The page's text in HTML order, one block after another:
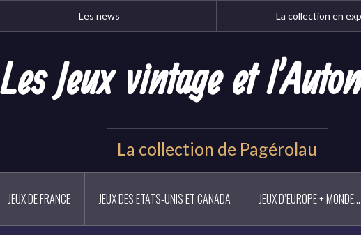
Les news La collection en
Les Jeux vintage et
La collection de Pagérolau
JEUX DE FRANCE JEUX DES ETATS-UNIS ET CANADA JEUX D’EUROPE + MONDE…